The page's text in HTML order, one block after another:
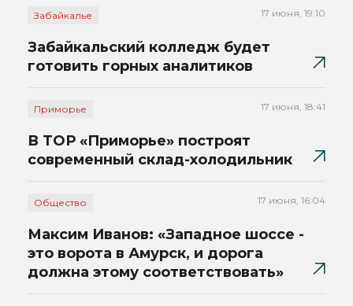
Забайкалье 17 июня, 19:10
Забайкальский колледж будет
готовить горных аналитиков
Приморье 17 июня, 18:41
В ТОР «Приморье» построят
современный склад-холодильник
Общество 17 июня, 16:04
Максим Иванов: «Западное шоссе -
это ворота в Амурск, и дорога
должна этому соответствовать»